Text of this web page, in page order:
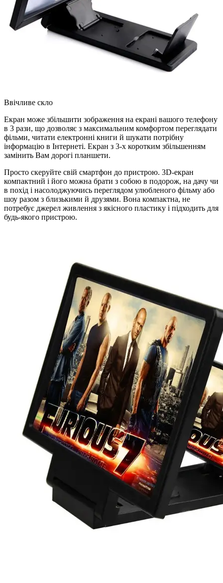
Ввічливе скло
Екран може збільшити зображення на екрані вашого телефону
в 3 рази, що дозволяє з максимальним комфортом переглядати
фільми, читати електронні книги й шукати потрібну
інформацію в Інтернеті. Екран з 3-х коротким збільшенням
замінить Вам дорогі планшети.
Просто скеруйте свій смартфон до пристрою. 3D-екран
компактний і його можна брати з собою в подорож, на дачу чи
в похід і насолоджуючись переглядом улюбленого фільму або
шоу разом з близькими й друзями. Вона компактна, не
потребує джерел живлення з якісного пластику і підходить для
будь-якого пристрою.